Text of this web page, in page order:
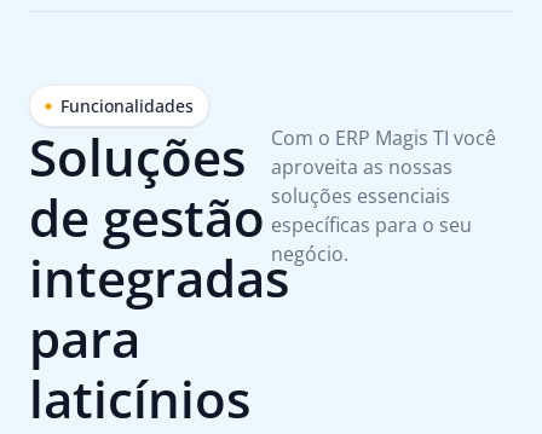
Funcionalidades
Soluções
de gestão
integradas
para
laticínios
Com o ERP Magis TI você
aproveita as nossas
soluções essenciais
específicas para o seu
negócio.